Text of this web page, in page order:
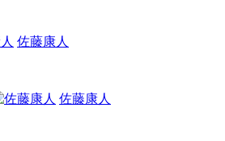
佐藤康人
佐藤康人